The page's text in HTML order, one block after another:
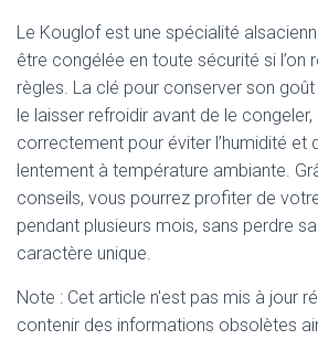
Le Kouglof est une spécialité
être congélée en toute sécurité si l’on
règles. La clé pour conserver son
le laisser refroidir avant de le congeler,
correctement pour éviter l’humidité et
lentement à température ambiante.
conseils, vous pourrez profiter de
pendant plusieurs mois, sans perdre
caractère unique.
Note : Cet article n'est pas mis à jour
contenir des informations obsolètes